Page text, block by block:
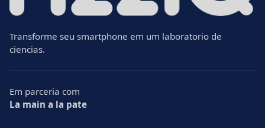
Transforme seu smartphone em um laboratorio de
ciencias.
Em parceria com
La main a la pate